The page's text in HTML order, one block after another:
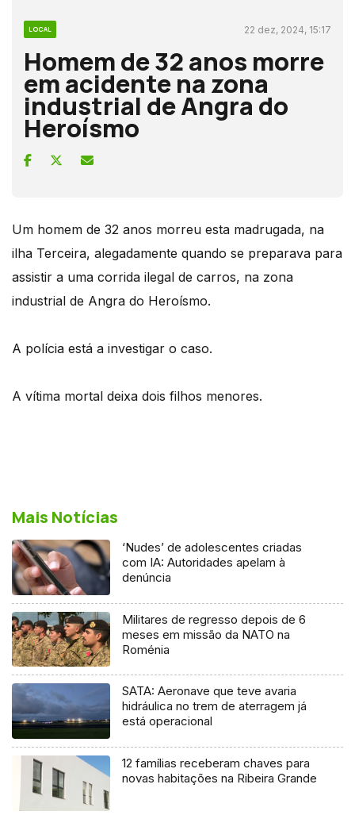
LOCAL 22 dez, 2024, 15:17
Homem de 32 anos morre
em acidente na zona
industrial de Angra do
Heroísmo
Um homem de 32 anos morreu esta madrugada, na
ilha Terceira, alegadamente quando se preparava para
assistir a uma corrida ilegal de carros, na zona
industrial de Angra do Heroísmo.
A polícia está a investigar o caso.
A vítima mortal deixa dois filhos menores.
Mais Notícias
‘Nudes’ de adolescentes criadas
com IA: Autoridades apelam à
denúncia
Militares de regresso depois de 6
meses em missão da NATO na
Roménia
SATA: Aeronave que teve avaria
hidráulica no trem de aterragem já
está operacional
12 famílias receberam chaves para
novas habitações na Ribeira Grande